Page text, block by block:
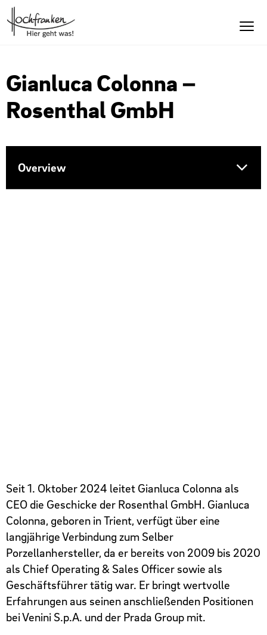
Gianluca Colonna –
Rosenthal GmbH
Overview
Seit 1. Oktober 2024 leitet Gianluca Colonna als
CEO die Geschicke der Rosenthal GmbH. Gianluca
Colonna, geboren in Trient, verfügt über eine
langjährige Verbindung zum Selber
Porzellanhersteller, da er bereits von 2009 bis 2020
als Chief Operating & Sales Officer sowie als
Geschäftsführer tätig war. Er bringt wertvolle
Erfahrungen aus seinen anschließenden Positionen
bei Venini S.p.A. und der Prada Group mit.